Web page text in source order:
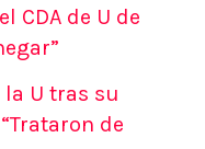
CDA de U de
U tras su
de